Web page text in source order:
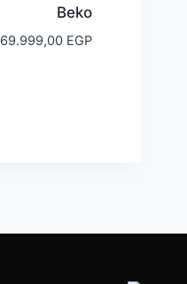
Beko
69.999,00 EGP